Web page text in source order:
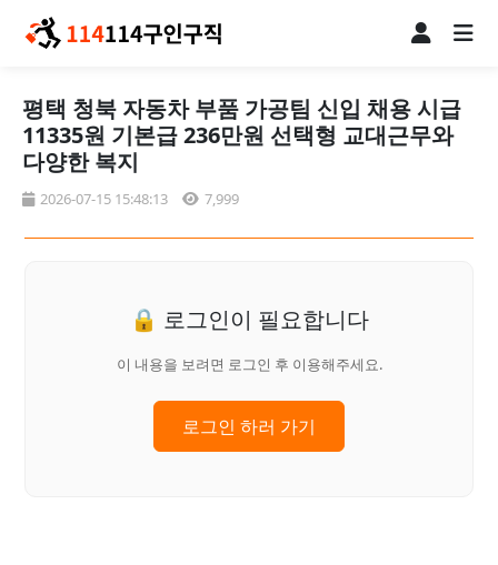
평택 청북 자동차 부품 가공팀 신입 채용 시급
11335원 기본급 236만원 선택형 교대근무와
다양한 복지
2026-07-15 15:48:13 7,999
🔒 로그인이 필요합니다
이 내용을 보려면 로그인 후 이용해주세요.
로그인 하러 가기